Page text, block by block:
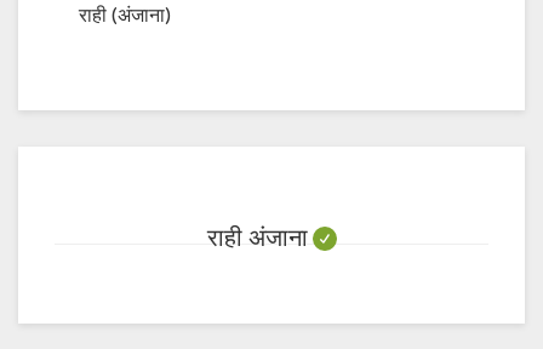
राही (अंजाना)
राही अंजाना